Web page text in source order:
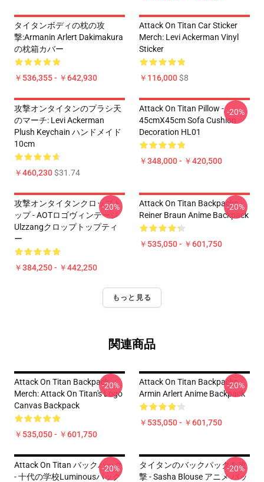
タイタンボディの枕の攻
撃:Armanin Arlert Dakimakura
の枕箱カバー
￥536,355 - ￥642,930
Attack On Titan Car Sticker
Merch: Levi Ackerman Vinyl
Sticker
￥116,000$8
攻撃オンタイタンのプラシ天
のマーチ: Levi Ackerman
Plush Keychain ハンドメイド
10cm
￥460,230$31.74
Attack On Titan Pillow -
45cmX45cm Sofa Cushion
Decoration HL01
￥348,000 - ￥420,500
-20%
攻撃オンタイタンクロップト
ップ - AOTロゴヴィンテージ
Ulzzangクロップトップティ
ー
￥384,250 - ￥442,250
-20%
Attack On Titan Backpacks -
Reiner Braun Anime Backpack
￥535,050 - ￥601,750
-20%
もっと見る
関連商品
Attack On Titan Backpack
Merch: Attack On Titan's Logo
Canvas Backpack
￥535,050 - ￥601,750
-20%
Attack On Titan Backpacks -
Armin Arlert Anime Backpack
￥535,050 - ￥601,750
-20%
Attack On Titan バックパック
- 十代の学校Luminousバック
-20%
タイタンのバックパックを攻
撃 - Sasha Blouse アニメ バッ
-20%